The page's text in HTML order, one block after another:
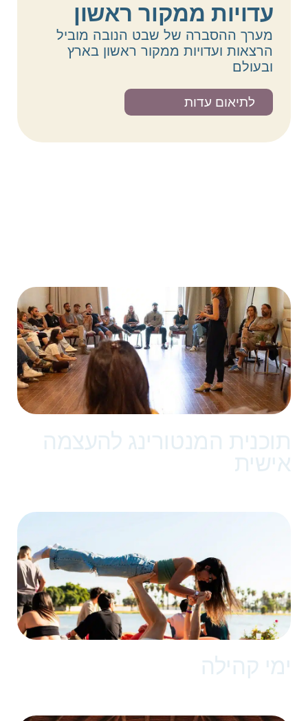
עדויות ממקור ראשון
מערך ההסברה של שבט הנובה מוביל
הרצאות ועדויות ממקור ראשון בארץ
ובעולם
לתיאום עדות
תוכנית המנטורינג להעצמה
אישית
ימי קהילה